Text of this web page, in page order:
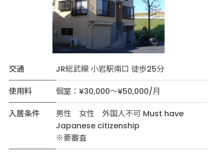
交通
JR総武線 小岩駅南口 徒歩25分
使用料
個室：¥30,000～¥50,000/月
入居条件
男性 女性 外国人不可 Must have
Japanese citizenship
※要審査